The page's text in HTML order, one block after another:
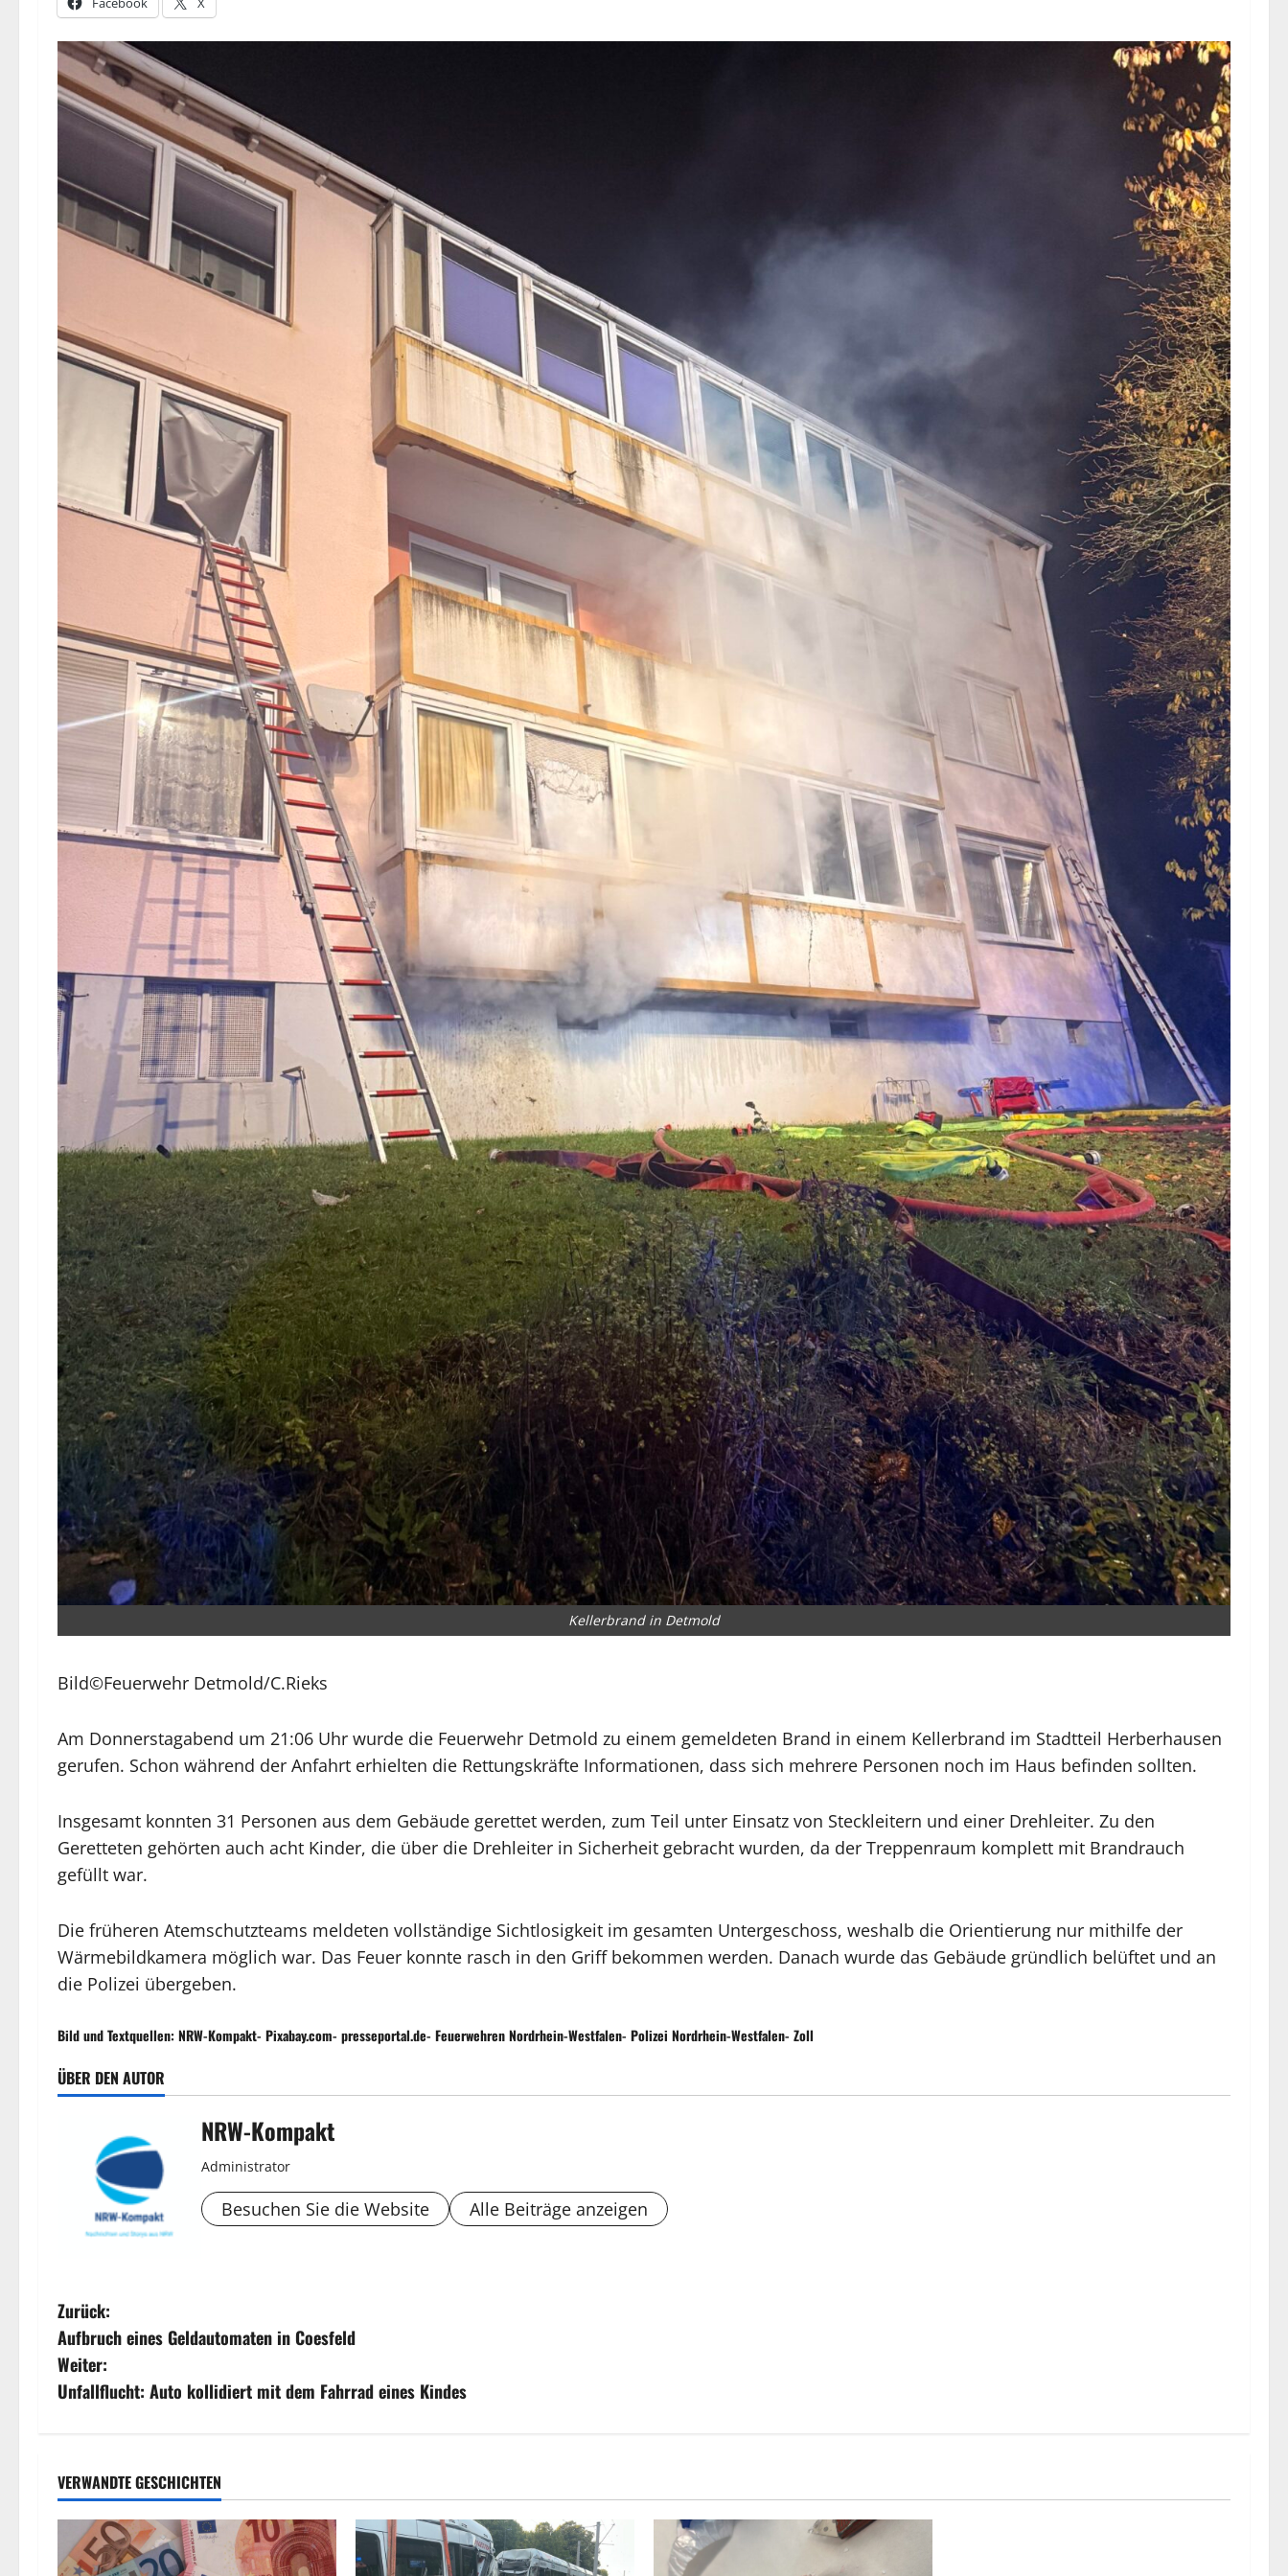
Kellerbrand in Detmold
Bild©Feuerwehr Detmold/C.Rieks
Am Donnerstagabend um 21:06 Uhr wurde die Feuerwehr Detmold zu einem gemeldeten Brand in einem Kellerbrand im Stadtteil Herberhausen
gerufen. Schon während der Anfahrt erhielten die Rettungskräfte Informationen, dass sich mehrere Personen noch im Haus befinden sollten.
Insgesamt konnten 31 Personen aus dem Gebäude gerettet werden, zum Teil unter Einsatz von Steckleitern und einer Drehleiter. Zu den
Geretteten gehörten auch acht Kinder, die über die Drehleiter in Sicherheit gebracht wurden, da der Treppenraum komplett mit Brandrauch
gefüllt war.
Die früheren Atemschutzteams meldeten vollständige Sichtlosigkeit im gesamten Untergeschoss, weshalb die Orientierung nur mithilfe der
Wärmebildkamera möglich war. Das Feuer konnte rasch in den Griff bekommen werden. Danach wurde das Gebäude gründlich belüftet und an
die Polizei übergeben.
Bild und Textquellen: NRW-Kompakt- Pixabay.com- presseportal.de- Feuerwehren Nordrhein-Westfalen- Polizei Nordrhein-Westfalen- Zoll
ÜBER DEN AUTOR
NRW-Kompakt
Administrator
Besuchen Sie die Website Alle Beiträge anzeigen
B
e
i
r
a
g
Zurück:
Aufbruch eines Geldautomaten in Coesfeld
Weiter:
Unfallflucht: Auto kollidiert mit dem Fahrrad eines Kindes
VERWANDTE GESCHICHTEN